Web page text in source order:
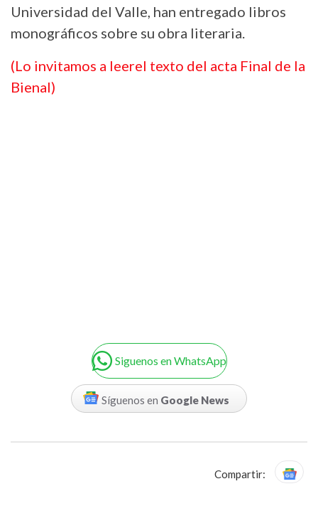
Universidad del Valle, han entregado libros
monográficos sobre su obra literaria.
(Lo invitamos a leerel texto del acta Final de la
Bienal)
Siguenos en WhatsApp
Síguenos en Google News
Compartir: